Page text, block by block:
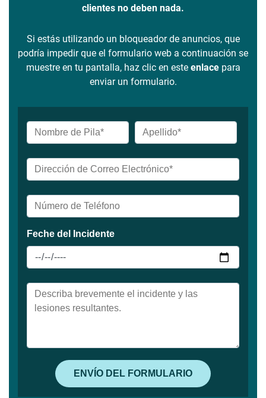
clientes no deben nada.
Si estás utilizando un bloqueador de anuncios, que
podría impedir que el formulario web a continuación se
muestre en tu pantalla, haz clic en este enlacepara
enviar un formulario.